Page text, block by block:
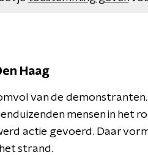
Haag
van de demonstranten.
mensen in het
actie gevoerd. Daar
strand.